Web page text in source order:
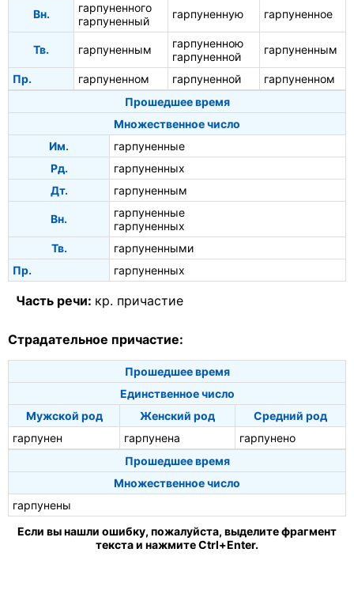
Вн.
гарпуненного
гарпуненный
гарпуненную гарпуненное
Тв. гарпуненным
гарпуненною
гарпуненной
гарпуненным
Пр. гарпуненном гарпуненной
гарпуненном
Прошедшее время
Множественное число
Им.
гарпуненные
Рд.
гарпуненных
Дт.
гарпуненным
Вн.
гарпуненные
гарпуненных
Тв.
гарпуненными
Пр.
гарпуненных
Часть речи: кр. причастие
Страдательное причастие:
Прошедшее время
Единственное число
Мужской род
Женский род
Средний род
гарпунен
гарпунена
гарпунено
Прошедшее время
Множественное число
гарпунены
Если вы нашли ошибку, пожалуйста, выделите фрагмент
текста и нажмите Ctrl+Enter.